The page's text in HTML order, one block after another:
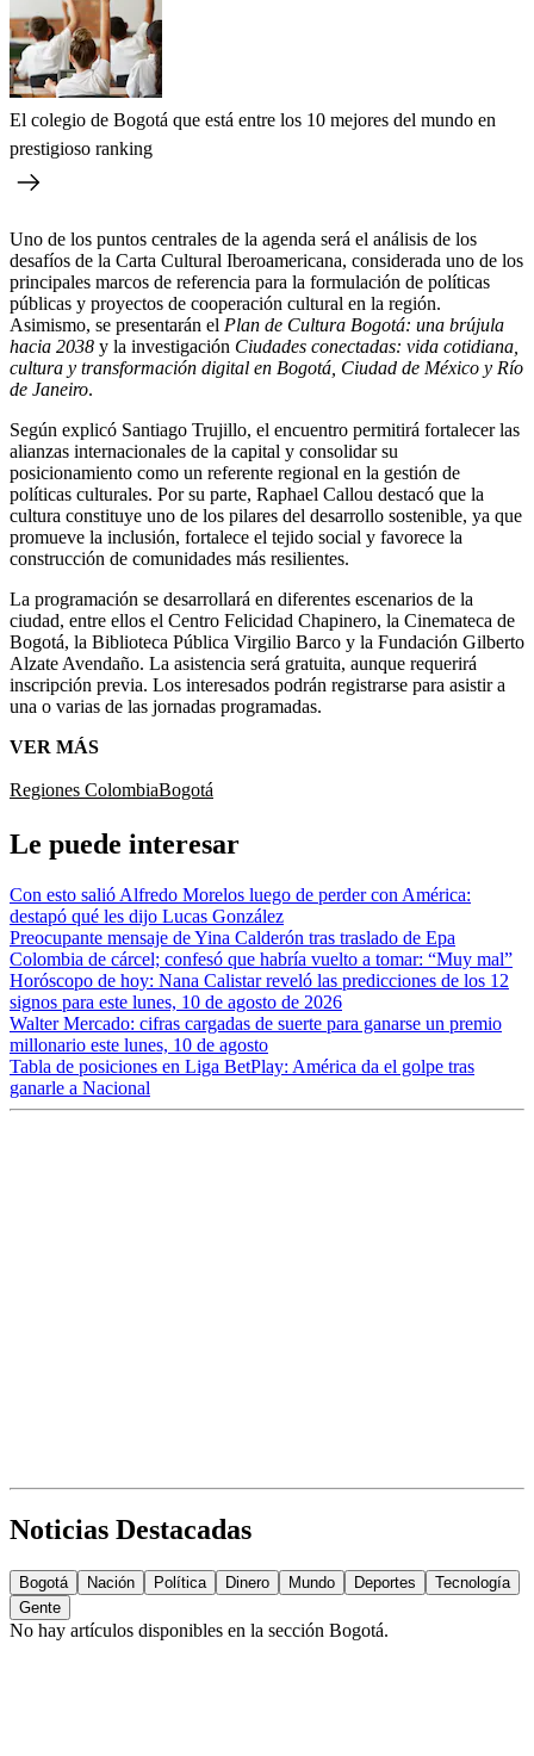
El colegio de Bogotá que está entre los 10 mejores del mundo en
prestigioso ranking
Uno de los puntos centrales de la agenda será el análisis de los
desafíos de la Carta Cultural Iberoamericana, considerada uno de los
principales marcos de referencia para la formulación de políticas
públicas y proyectos de cooperación cultural en la región.
Asimismo, se presentarán el Plan de Cultura Bogotá: una brújula
hacia 2038 y la investigación Ciudades conectadas: vida cotidiana,
cultura y transformación digital en Bogotá, Ciudad de México y Río
de Janeiro.
Según explicó Santiago Trujillo, el encuentro permitirá fortalecer las
alianzas internacionales de la capital y consolidar su
posicionamiento como un referente regional en la gestión de
políticas culturales. Por su parte, Raphael Callou destacó que la
cultura constituye uno de los pilares del desarrollo sostenible, ya que
promueve la inclusión, fortalece el tejido social y favorece la
construcción de comunidades más resilientes.
La programación se desarrollará en diferentes escenarios de la
ciudad, entre ellos el Centro Felicidad Chapinero, la Cinemateca de
Bogotá, la Biblioteca Pública Virgilio Barco y la Fundación Gilberto
Alzate Avendaño. La asistencia será gratuita, aunque requerirá
inscripción previa. Los interesados podrán registrarse para asistir a
una o varias de las jornadas programadas.
VER MÁS
Regiones ColombiaBogotá
Le puede interesar
Con esto salió Alfredo Morelos luego de perder con América:
destapó qué les dijo Lucas González
Preocupante mensaje de Yina Calderón tras traslado de Epa
Colombia de cárcel; confesó que habría vuelto a tomar: “Muy mal”
Horóscopo de hoy: Nana Calistar reveló las predicciones de los 12
signos para este lunes, 10 de agosto de 2026
Walter Mercado: cifras cargadas de suerte para ganarse un premio
millonario este lunes, 10 de agosto
Tabla de posiciones en Liga BetPlay: América da el golpe tras
ganarle a Nacional
Noticias Destacadas
Bogotá Nación Política Dinero Mundo Deportes
Tecnología
Gente
No hay artículos disponibles en la sección Bogotá.